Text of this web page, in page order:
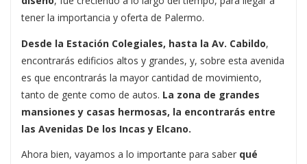
tener la importancia y oferta de Palermo.
Desde la Estación Colegiales, hasta la Av. Cabildo,
encontrarás edificios altos y grandes, y, sobre esta avenida
es que encontrarás la mayor cantidad de movimiento,
tanto de gente como de autos. La zona de grandes
mansiones y casas hermosas, la encontrarás entre
las Avenidas De los Incas y Elcano.
Ahora bien, vayamos a lo importante para saber qué